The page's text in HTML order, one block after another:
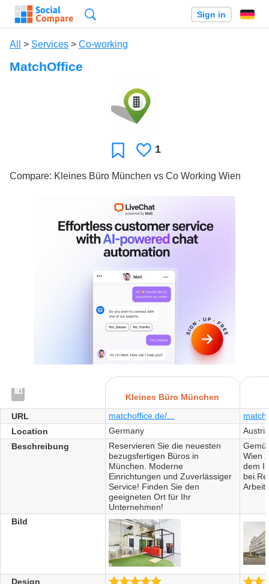
Sign in
All > Services > Co-working
MatchOffice
FavoriteLikes
1
Compare: Kleines Büro München vs Co Working Wien
Kleines Büro München
URL
matchoffice.de/...
Location
Germany
Beschreibung
Reservieren Sie die neuesten
bezugsfertigen Büros in
München. Moderne
Einrichtungen und Zuverlässiger
Service! Finden Sie den
geeigneten Ort für Ihr
Unternehmen!
Wien
dem
Bild
Design